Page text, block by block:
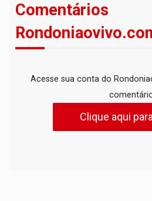
Comentários
Acesse sua conta do
Clique aqui